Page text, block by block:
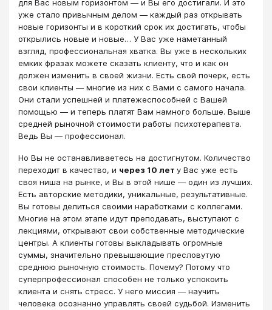
для Вас новым горизонтом ― и Вы его достигали. И это
уже стало привычным делом ― каждый раз открывать
новые горизонты и в короткий срок их достигать, чтобы
открылись новые и новые… У Вас уже наметанный
взгляд, профессиональная хватка. Вы уже в нескольких
емких фразах можете сказать клиенту, что и как он
должен изменить в своей жизни. Есть свой почерк, есть
свои клиенты ― многие из них с Вами с самого начала.
Они стали успешней и платежеспособней с Вашей
помощью ― и теперь платят Вам намного больше. Выше
средней рыночной стоимости работы психотерапевта.
Ведь Вы ― профессионал.
Но Вы не останавливаетесь на достигнутом. Количество
переходит в качество, и через 10 лет у Вас уже есть
своя ниша на рынке, и Вы в этой нише ― один из лучших.
Есть авторские методики, уникальные, результативные.
Вы готовы делиться своими наработками с коллегами.
Многие на этом этапе идут преподавать, выступают с
лекциями, открывают свои собственные методические
центры. А клиенты готовы выкладывать огромные
суммы, значительно превышающие пресловутую
среднюю рыночную стоимость. Почему? Потому что
суперпрофессионал способен не только успокоить
клиента и снять стресс. У него миссия ― научить
человека осознанно управлять своей судьбой. Изменить